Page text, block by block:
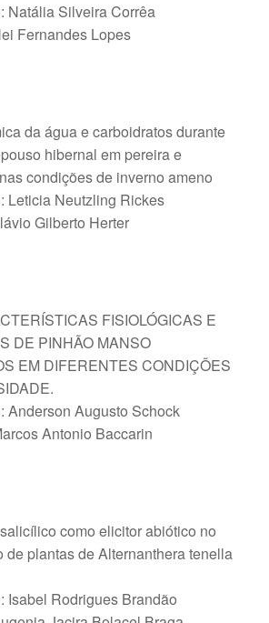
Natália Silveira Corrêa
Fernandes Lopes
da água e carboidratos durante
hibernal em pereira e
condições de inverno ameno
Leticia Neutzling Rickes
Gilberto Herter
FISIOLÓGICAS E
DE PINHÃO MANSO
EM DIFERENTES CONDIÇÕES
Anderson Augusto Schock
Antonio Baccarin
como elicitor abiótico no
de plantas de Alternanthera tenella
Isabel Rodrigues Brandão